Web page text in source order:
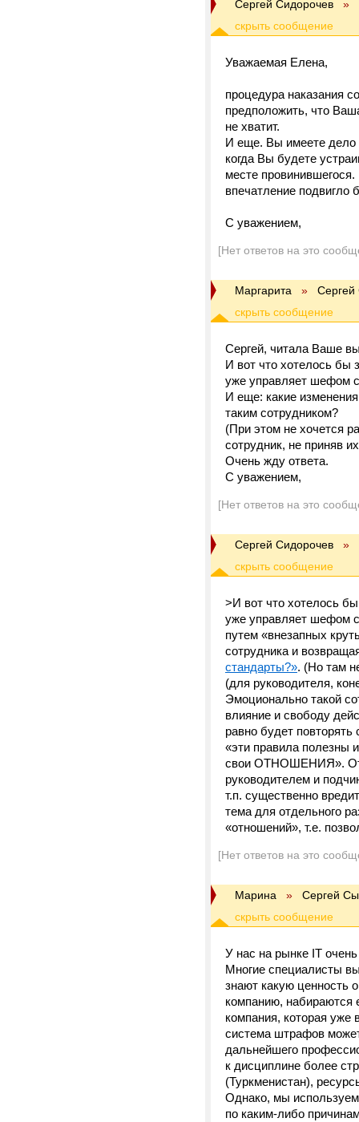
Сергей Сидорочев »
Уважаемая Елена,
процедура наказания
предположить, что
не хватит.
И еще. Вы имеете дело
когда Вы будете
месте
впечатление
С уважением,
[Нет ответов на это
Маргарита » Сергей
Сергей, читала Ваше
И вот что хотелось бы
уже управляет шефом
И еще: какие
таким сотрудником?
(При этом не хочется
сотрудник, не приняв
Очень жду ответа.
С уважением,
[Нет ответов на это
Сергей Сидорочев »
>И вот что хотелось
уже управляет шефом
путем «внезапных
сотрудника и
стандарты?». (Но там
(для руководителя,
Эмоционально такой
влияние и свободу
равно будет
«эти правила полезны
свои ОТНОШЕНИЯ».
руководителем и
т.п. существенно
тема для отдельного
«отношений», т.е.
[Нет ответов на это
Марина » Сергей
У нас на рынке IT
Многие специалисты
знают какую ценность
компанию, набираются
компания, которая уже
система штрафов
дальнейшего
к дисциплине более
(Туркменистан),
Однако, мы
по каким-либо